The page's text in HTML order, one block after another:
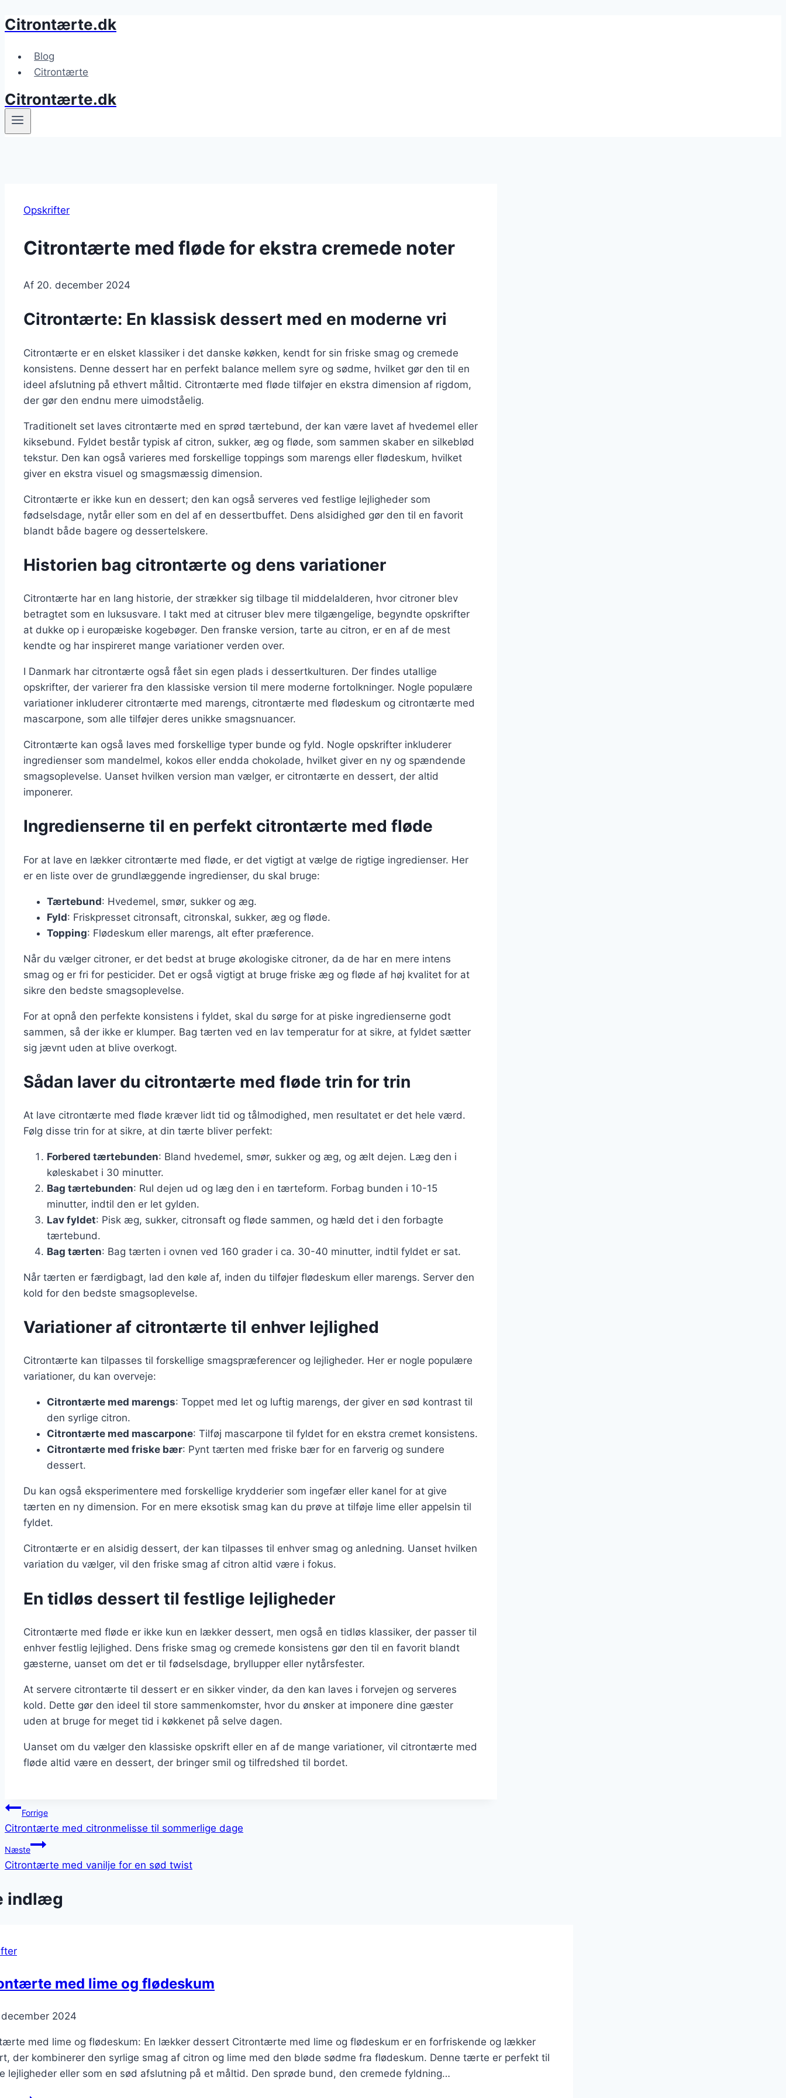
Fortsæt
indhold
Citrontærte.dk
Blog
Citrontærte
Citrontærte.dk
Opskrifter
Citrontærte med fløde for ekstra cremede noter
Af 20. december 2024
Citrontærte: En klassisk dessert med en moderne vri
Citrontærte er en elsket klassiker i det danske køkken, kendt for sin friske smag og cremede
konsistens. Denne dessert har en perfekt balance mellem syre og sødme, hvilket gør den til en
ideel afslutning på ethvert måltid. Citrontærte med fløde tilføjer en ekstra dimension af rigdom,
der gør den endnu mere uimodståelig.
Traditionelt set laves citrontærte med en sprød tærtebund, der kan være lavet af hvedemel eller
kiksebund. Fyldet består typisk af citron, sukker, æg og fløde, som sammen skaber en silkeblød
tekstur. Den kan også varieres med forskellige toppings som marengs eller flødeskum, hvilket
giver en ekstra visuel og smagsmæssig dimension.
Citrontærte er ikke kun en dessert; den kan også serveres ved festlige lejligheder som
fødselsdage, nytår eller som en del af en dessertbuffet. Dens alsidighed gør den til en favorit
blandt både bagere og dessertelskere.
Historien bag citrontærte og dens variationer
Citrontærte har en lang historie, der strækker sig tilbage til middelalderen, hvor citroner blev
betragtet som en luksusvare. I takt med at citruser blev mere tilgængelige, begyndte opskrifter
at dukke op i europæiske kogebøger. Den franske version, tarte au citron, er en af de mest
kendte og har inspireret mange variationer verden over.
I Danmark har citrontærte også fået sin egen plads i dessertkulturen. Der findes utallige
opskrifter, der varierer fra den klassiske version til mere moderne fortolkninger. Nogle populære
variationer inkluderer citrontærte med marengs, citrontærte med flødeskum og citrontærte med
mascarpone, som alle tilføjer deres unikke smagsnuancer.
Citrontærte kan også laves med forskellige typer bunde og fyld. Nogle opskrifter inkluderer
ingredienser som mandelmel, kokos eller endda chokolade, hvilket giver en ny og spændende
smagsoplevelse. Uanset hvilken version man vælger, er citrontærte en dessert, der altid
imponerer.
Ingredienserne til en perfekt citrontærte med fløde
For at lave en lækker citrontærte med fløde, er det vigtigt at vælge de rigtige ingredienser. Her
er en liste over de grundlæggende ingredienser, du skal bruge:
Tærtebund: Hvedemel, smør, sukker og æg.
Fyld: Friskpresset citronsaft, citronskal, sukker, æg og fløde.
Topping: Flødeskum eller marengs, alt efter præference.
Når du vælger citroner, er det bedst at bruge økologiske citroner, da de har en mere intens
smag og er fri for pesticider. Det er også vigtigt at bruge friske æg og fløde af høj kvalitet for at
sikre den bedste smagsoplevelse.
For at opnå den perfekte konsistens i fyldet, skal du sørge for at piske ingredienserne godt
sammen, så der ikke er klumper. Bag tærten ved en lav temperatur for at sikre, at fyldet sætter
sig jævnt uden at blive overkogt.
Sådan laver du citrontærte med fløde trin for trin
At lave citrontærte med fløde kræver lidt tid og tålmodighed, men resultatet er det hele værd.
Følg disse trin for at sikre, at din tærte bliver perfekt:
Forbered tærtebunden: Bland hvedemel, smør, sukker og æg, og ælt dejen. Læg den i
køleskabet i 30 minutter.
Bag tærtebunden: Rul dejen ud og læg den i en tærteform. Forbag bunden i 10-15
minutter, indtil den er let gylden.
Lav fyldet: Pisk æg, sukker, citronsaft og fløde sammen, og hæld det i den forbagte
tærtebund.
Bag tærten: Bag tærten i ovnen ved 160 grader i ca. 30-40 minutter, indtil fyldet er sat.
Når tærten er færdigbagt, lad den køle af, inden du tilføjer flødeskum eller marengs. Server den
kold for den bedste smagsoplevelse.
Variationer af citrontærte til enhver lejlighed
Citrontærte kan tilpasses til forskellige smagspræferencer og lejligheder. Her er nogle populære
variationer, du kan overveje:
Citrontærte med marengs: Toppet med let og luftig marengs, der giver en sød kontrast til
den syrlige citron.
Citrontærte med mascarpone: Tilføj mascarpone til fyldet for en ekstra cremet konsistens.
Citrontærte med friske bær: Pynt tærten med friske bær for en farverig og sundere
dessert.
Du kan også eksperimentere med forskellige krydderier som ingefær eller kanel for at give
tærten en ny dimension. For en mere eksotisk smag kan du prøve at tilføje lime eller appelsin til
fyldet.
Citrontærte er en alsidig dessert, der kan tilpasses til enhver smag og anledning. Uanset hvilken
variation du vælger, vil den friske smag af citron altid være i fokus.
En tidløs dessert til festlige lejligheder
Citrontærte med fløde er ikke kun en lækker dessert, men også en tidløs klassiker, der passer til
enhver festlig lejlighed. Dens friske smag og cremede konsistens gør den til en favorit blandt
gæsterne, uanset om det er til fødselsdage, bryllupper eller nytårsfester.
At servere citrontærte til dessert er en sikker vinder, da den kan laves i forvejen og serveres
kold. Dette gør den ideel til store sammenkomster, hvor du ønsker at imponere dine gæster
uden at bruge for meget tid i køkkenet på selve dagen.
Uanset om du vælger den klassiske opskrift eller en af de mange variationer, vil citrontærte med
fløde altid være en dessert, der bringer smil og tilfredshed til bordet.
Indlægsnavigation
Forrige
Citrontærte med citronmelisse til sommerlige dage
Næste
Citrontærte med vanilje for en sød twist
indlæg
med lime og flødeskum
2024
med lime og flødeskum: En lækker dessert Citrontærte med lime og flødeskum er en forfriskende og lækker
der kombinerer den syrlige smag af citron og lime med den bløde sødme fra flødeskum. Denne tærte er perfekt til
lejligheder eller som en sød afslutning på et måltid. Den sprøde bund, den cremede fyldning…